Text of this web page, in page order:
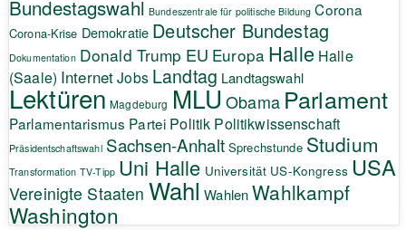
Bundestagswahl Bundeszentrale für politische Bildung Corona
Corona-Krise Demokratie Deutscher Bundestag
Dokumentation Donald Trump EU Europa Halle Halle
(Saale) InternetJobs Landtag Landtagswahl
Lektüren Magdeburg MLU Obama Parlament
Parlamentarismus Partei Politik Politikwissenschaft
Präsidentschaftswahl Sachsen-Anhalt Sprechstunde Studium
Transformation TV-Tipp Uni Halle Universität US-Kongress USA
Vereinigte Staaten Wahl Wahlen Wahlkampf
Washington